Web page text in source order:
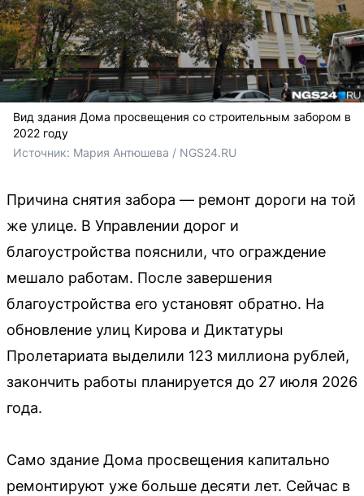
Вид здания Дома просвещения со строительным забором в
2022 году
Источник: Мария Антюшева / NGS24.RU
Причина снятия забора — ремонт дороги на той
же улице. В Управлении дорог и
благоустройства пояснили, что ограждение
мешало работам. После завершения
благоустройства его установят обратно. На
обновление улиц Кирова и Диктатуры
Пролетариата выделили 123 миллиона рублей,
закончить работы планируется до 27 июля 2026
года.
Само здание Дома просвещения капитально
ремонтируют уже больше десяти лет. Сейчас в